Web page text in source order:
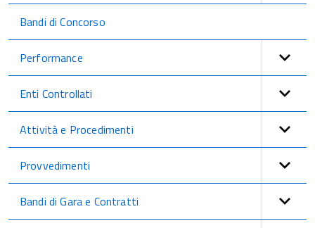
Bandi di Concorso
Performance
Enti Controllati
Attività e Procedimenti
Provvedimenti
Bandi di Gara e Contratti